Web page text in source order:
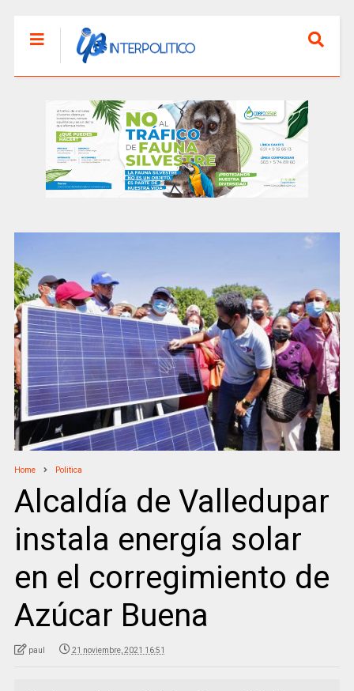
Home Politica
Alcaldía de Valledupar
instala energía solar
en el corregimiento de
Azúcar Buena
paul 21 noviembre, 2021 16:51